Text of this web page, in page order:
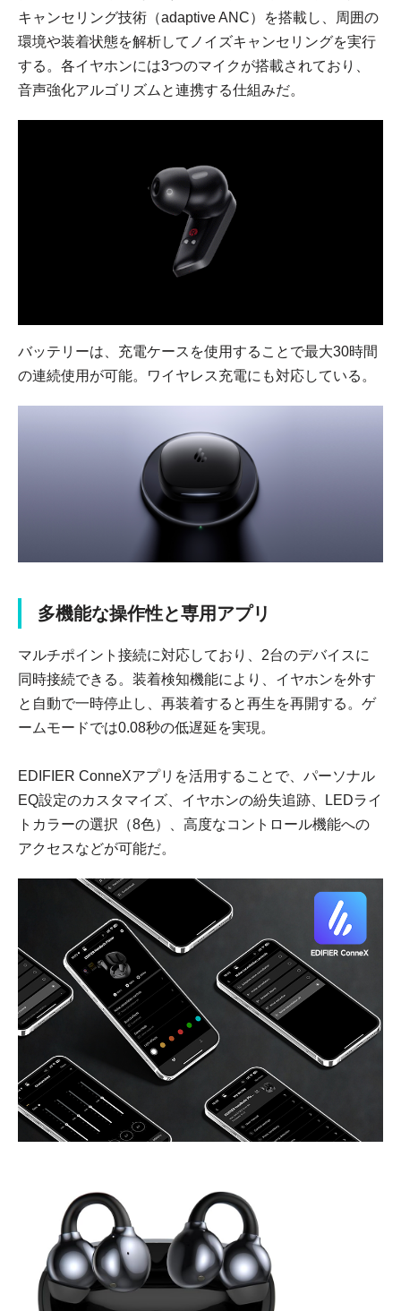
キャンセリング技術（adaptive ANC）を搭載し、周囲の
環境や装着状態を解析してノイズキャンセリングを実行
する。各イヤホンには3つのマイクが搭載されており、
音声強化アルゴリズムと連携する仕組みだ。
バッテリーは、充電ケースを使用することで最大30時間
の連続使用が可能。ワイヤレス充電にも対応している。
多機能な操作性と専用アプリ
マルチポイント接続に対応しており、2台のデバイスに
同時接続できる。装着検知機能により、イヤホンを外す
と自動で一時停止し、再装着すると再生を再開する。ゲ
ームモードでは0.08秒の低遅延を実現。
EDIFIER ConneXアプリを活用することで、パーソナル
EQ設定のカスタマイズ、イヤホンの紛失追跡、LEDライ
トカラーの選択（8色）、高度なコントロール機能への
アクセスなどが可能だ。